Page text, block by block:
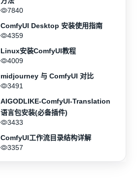
7840
ComfyUI Desktop 安装使用指南
4359
Linux安装ComfyUI教程
4009
midjourney 与 ComfyUI 对比
3491
AIGODLIKE-ComfyUI-Translation
语言包安装(必备插件)
3433
ComfyUI工作流目录结构详解
3357